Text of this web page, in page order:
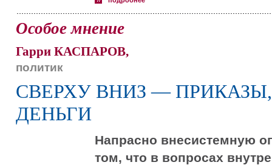
Особое мнение
Гарри КАСПАРОВ,
политик
СВЕРХУ ВНИЗ —
ДЕНЬГИ
Напрасно внесистемную
том, что в вопросах